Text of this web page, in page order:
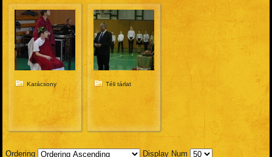
Karácsony Téli tárlat
Ordering Display Num